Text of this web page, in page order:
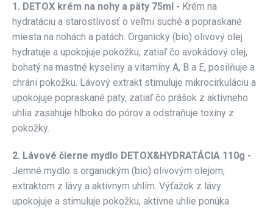
1. DETOX krém na nohy a päty 75ml - Krém na
hydratáciu a starostlivosť o veľmi suché a popraskané
miesta na nohách a pätách. Organický (bio) olivový olej
hydratuje a upokojuje pokožku, zatiaľ čo avokádový olej,
bohatý na mastné kyseliny a vitamíny A, B a E, posilňuje a
chráni pokožku. Lávový extrakt stimuluje mikrocirkuláciu a
upokojuje popraskané päty, zatiaľ čo prášok z aktívneho
uhlia zasahuje hlboko do pórov a odstraňuje toxíny z
pokožky.
2. Lávové čierne mydlo DETOX&HYDRATÁCIA 110g -
Jemné mydlo s organickým (bio) olivovým olejom,
extraktom z lávy a aktívnym uhlím. Výťažok z lávy
upokojuje a stimuluje pokožku, aktívne uhlie ponúka